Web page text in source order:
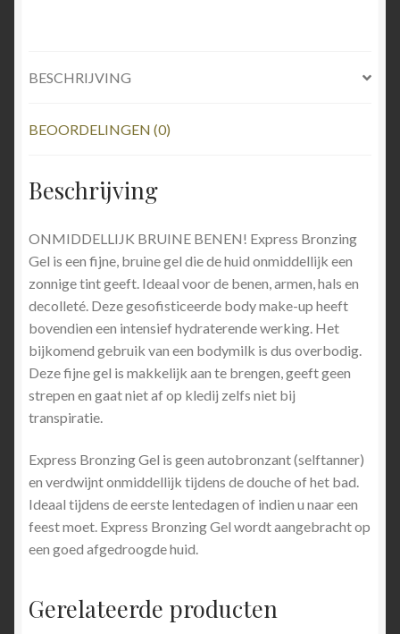
BESCHRIJVING
BEOORDELINGEN (0)
Beschrijving
ONMIDDELLIJK BRUINE BENEN! Express Bronzing
Gel is een fijne, bruine gel die de huid onmiddellijk een
zonnige tint geeft. Ideaal voor de benen, armen, hals en
decolleté. Deze gesofisticeerde body make-up heeft
bovendien een intensief hydraterende werking. Het
bijkomend gebruik van een bodymilk is dus overbodig.
Deze fijne gel is makkelijk aan te brengen, geeft geen
strepen en gaat niet af op kledij zelfs niet bij
transpiratie.
Express Bronzing Gel is geen autobronzant (selftanner)
en verdwijnt onmiddellijk tijdens de douche of het bad.
Ideaal tijdens de eerste lentedagen of indien u naar een
feest moet. Express Bronzing Gel wordt aangebracht op
een goed afgedroogde huid.
Gerelateerde producten